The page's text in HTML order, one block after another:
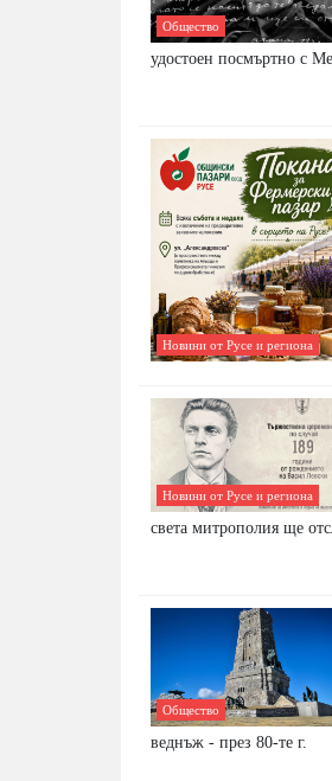
Общество
удостоен посмъртно с
Новини от Русе и региона
Новини от Русе и региона
света митрополия ще
Общество
веднъж - през 80-те г.